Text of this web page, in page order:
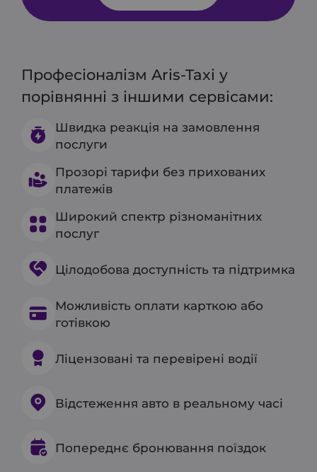
Професіоналізм Aris-Taxi у
порівнянні з іншими сервісами:
Швидка реакція на замовлення
послуги
Прозорі тарифи без прихованих
платежів
Широкий спектр різноманітних
послуг
Цілодобова доступність та підтримка
Можливість оплати карткою або
готівкою
Ліцензовані та перевірені водії
Відстеження авто в реальному часі
Попереднє бронювання поїздок